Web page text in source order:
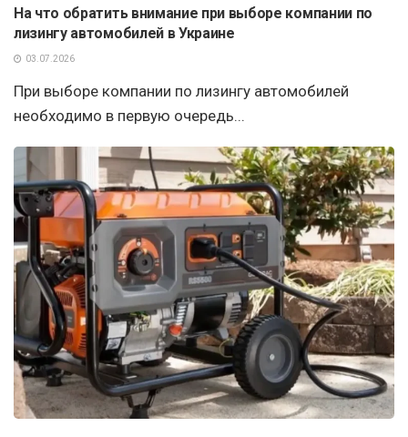
На что обратить внимание при выборе компании по
лизингу автомобилей в Украине
03.07.2026
При выборе компании по лизингу автомобилей
необходимо в первую очередь...